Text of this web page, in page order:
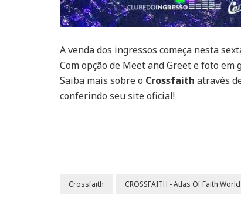
A venda dos ingressos começa nesta
Com opção de Meet and Greet e foto em
Saiba mais sobre o Crossfaith através
conferindo seusite oficial!
Crossfaith CROSSFAITH - Atlas Of Faith